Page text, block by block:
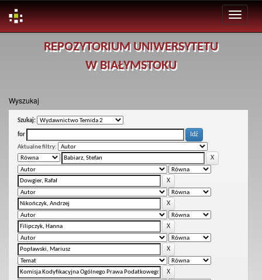
REPOZYTORIUM UNIWERSYTETU
W BIAŁYMSTOKU
Wyszukaj
Szukaj:
for
Aktualne filtry: